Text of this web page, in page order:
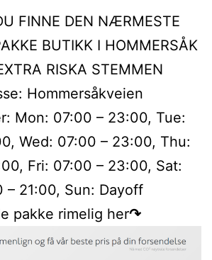
FINNE DEN NÆRMESTE
BUTIKK I HOMMERSÅK
RISKA STEMMEN
Hommersåkveien
Mon: 07:00 – 23:00, Tue:
Wed: 07:00 – 23:00, Thu:
Fri: 07:00 – 23:00, Sat:
– 21:00, Sun: Dayoff
pakke rimelig her↷